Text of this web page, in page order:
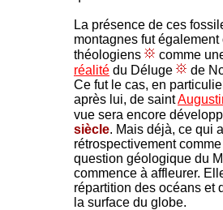
La présence de ces
montagnes fut
théologiens
comme
réalité du Déluge de
Ce fut le cas, en
après lui, de saint
vue sera encore
siècle. Mais déjà, ce qui
rétrospectivement
question géologique du
commence à affleurer.
répartition des océans et
la surface du globe.